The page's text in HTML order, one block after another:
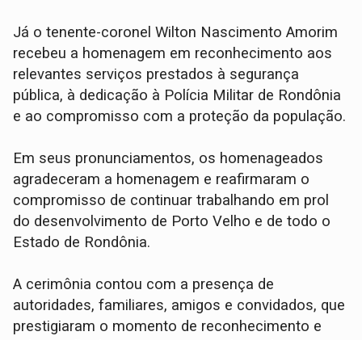
Já o tenente-coronel Wilton Nascimento Amorim
recebeu a homenagem em reconhecimento aos
relevantes serviços prestados à segurança
pública, à dedicação à Polícia Militar de Rondônia
e ao compromisso com a proteção da população.
Em seus pronunciamentos, os homenageados
agradeceram a homenagem e reafirmaram o
compromisso de continuar trabalhando em prol
do desenvolvimento de Porto Velho e de todo o
Estado de Rondônia.
A cerimônia contou com a presença de
autoridades, familiares, amigos e convidados, que
prestigiaram o momento de reconhecimento e